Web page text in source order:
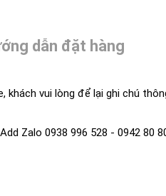
dẫn đặt hàng
khách vui lòng để lại ghi chú
Zalo 0938 996 528 - 0942 80